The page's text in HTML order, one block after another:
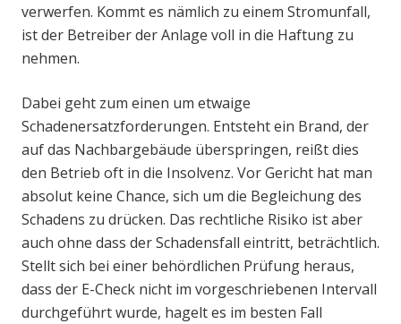
verwerfen. Kommt es nämlich zu einem Stromunfall,
ist der Betreiber der Anlage voll in die Haftung zu
nehmen.
Dabei geht zum einen um etwaige
Schadenersatzforderungen. Entsteht ein Brand, der
auf das Nachbargebäude überspringen, reißt dies
den Betrieb oft in die Insolvenz. Vor Gericht hat man
absolut keine Chance, sich um die Begleichung des
Schadens zu drücken. Das rechtliche Risiko ist aber
auch ohne dass der Schadensfall eintritt, beträchtlich.
Stellt sich bei einer behördlichen Prüfung heraus,
dass der E-Check nicht im vorgeschriebenen Intervall
durchgeführt wurde, hagelt es im besten Fall